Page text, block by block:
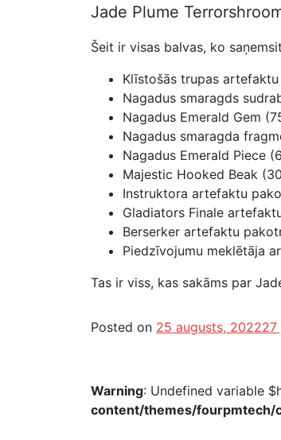
Jade Plume
Šeit ir visas balvas, ko
Klīstošās trupas
Nagadus smaragds
Nagadus Emerald Gem
Nagadus smaragda
Nagadus Emerald Piece
Majestic Hooked Beak
Instruktora artefaktu
Gladiators Finale
Berserker artefaktu
Piedzīvojumu meklētāja
Tas ir viss, kas sakāms par
Posted on 25 augusts, 202227
Warning: Undefined variable
content/themes/fourpmtech/